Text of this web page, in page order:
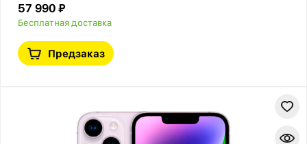
57 990 ₽
Бесплатная доставка
Предзаказ